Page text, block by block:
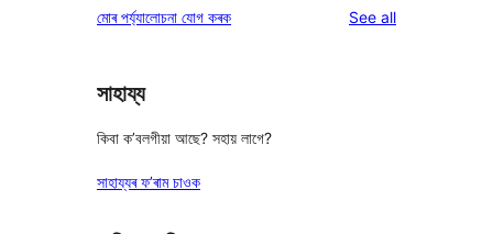
reviews
star
মোৰ পৰ্য্যালোচনা যোগ কৰক See allreviews
সাহায্য
কিবা ক’বলগীয়া আছে? সহায় লাগে?
সাহায্যৰ ফ’ৰাম চাওক